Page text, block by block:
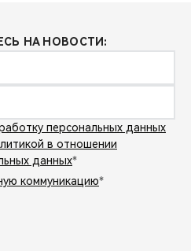
НА НОВОСТИ:
персональных данных
в отношении
данных*
коммуникацию*